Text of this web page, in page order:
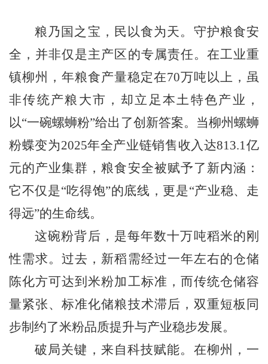
粮乃国之宝，民以食为天。守护粮食安
全，并非仅是主产区的专属责任。在工业重
镇柳州，年粮食产量稳定在70万吨以上，虽
非传统产粮大市，却立足本土特色产业，
以“一碗螺蛳粉”给出了创新答案。当柳州螺蛳
粉蝶变为2025年全产业链销售收入达813.1亿
元的产业集群，粮食安全被赋予了新内涵：
它不仅是“吃得饱”的底线，更是“产业稳、走
得远”的生命线。
这碗粉背后，是每年数十万吨稻米的刚
性需求。过去，新稻需经过一年左右的仓储
陈化方可达到米粉加工标准，而传统仓储容
量紧张、标准化储粮技术滞后，双重短板同
步制约了米粉品质提升与产业稳步发展。
破局关键，来自科技赋能。在柳州，一